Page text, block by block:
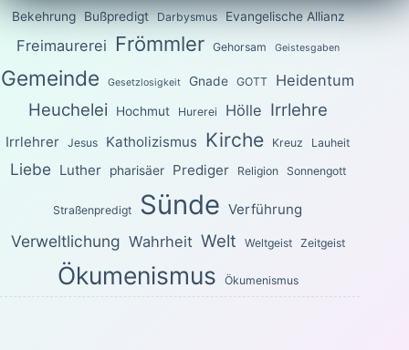
Bekehrung Bußpredigt Darbysmus Evangelische Allianz
Freimaurerei Frömmler Gehorsam Geistesgaben
Gemeinde Gesetzlosigkeit Gnade GOTT Heidentum
Heuchelei Hochmut Hurerei Hölle Irrlehre
Irrlehrer Jesus Katholizismus Kirche Kreuz Lauheit
Liebe Luther pharisäer Prediger Religion Sonnengott
Straßenpredigt Sünde Verführung
Verweltlichung Wahrheit Welt Weltgeist Zeitgeist
Ökumenismus Ökumenismus